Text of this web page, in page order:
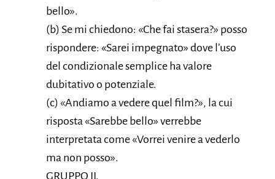
bello».
(b) Se mi chiedono: «Che fai stasera?» posso
rispondere: «Sarei impegnato» dove l’uso
del condizionale semplice ha valore
dubitativo o potenziale.
(c) «Andiamo a vedere quel film?», la cui
risposta «Sarebbe bello» verrebbe
interpretata come «Vorrei venire a vederlo
ma non posso».
GRUPPO II.